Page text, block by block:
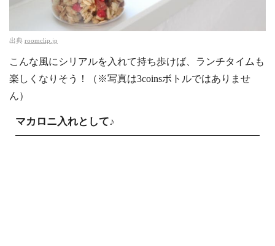
出典 roomclip.jp
こんな風にシリアルを入れて持ち歩けば、ランチタイムも
楽しくなりそう！（※写真は3coinsボトルではありませ
ん）
マカロニ入れとして♪